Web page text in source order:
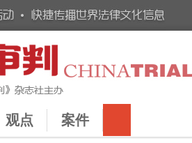
观点 案件